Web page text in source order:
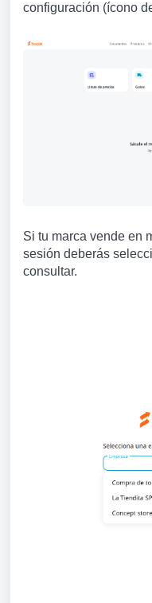
configuración (ícono
Si tu marca vende en
sesión deberás
consultar.